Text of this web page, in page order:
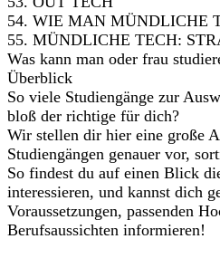
54. WIE MAN MÜNDLICHE
55. MÜNDLICHE TECH:
Was kann man oder frau
Überblick
So viele Studiengänge zur
bloß der richtige für dich?
Wir stellen dir hier eine große
Studiengängen genauer vor,
So findest du auf einen Blick
interessieren, und kannst dich
Voraussetzungen, passenden
Berufsaussichten informieren!